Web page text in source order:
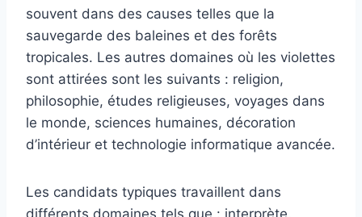
souvent dans des causes telles que la
sauvegarde des baleines et des forêts
tropicales. Les autres domaines où les violettes
sont attirées sont les suivants : religion,
philosophie, études religieuses, voyages dans
le monde, sciences humaines, décoration
d’intérieur et technologie informatique avancée.
Les candidats typiques travaillent dans